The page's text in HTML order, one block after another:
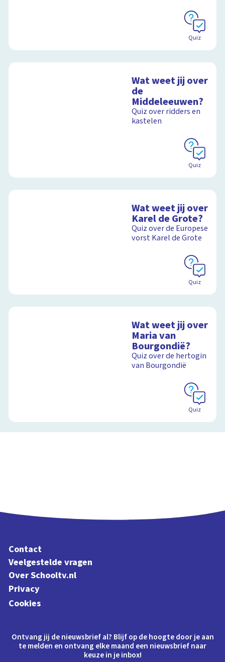
Quiz
Wat weet jij over
de
Middeleeuwen?
Quiz over ridders en
kastelen
Quiz
Wat weet jij over
Karel de Grote?
Quiz over de Europese
vorst Karel de Grote
Quiz
Wat weet jij over
Maria van
Bourgondië?
Quiz over de hertogin
van Bourgondië
Quiz
Contact
Veelgestelde vragen
Over Schooltv.nl
Privacy
Cookies
Ontvang jij de nieuwsbrief al? Blijf op de hoogte door je aan
te melden en ontvang elke maand een nieuwsbrief naar
keuze in je inbox!